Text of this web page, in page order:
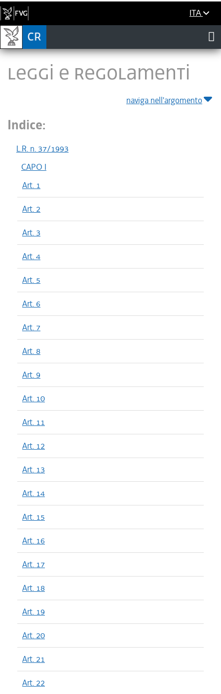
ITA
LEGGI E REGOLAMENTI
naviga nell'argomento
Indice:
L.R. n. 37/1993
CAPO I
Art. 1
Art. 2
Art. 3
Art. 4
Art. 5
Art. 6
Art. 7
Art. 8
Art. 9
Art. 10
Art. 11
Art. 12
Art. 13
Art. 14
Art. 15
Art. 16
Art. 17
Art. 18
Art. 19
Art. 20
Art. 21
Art. 22